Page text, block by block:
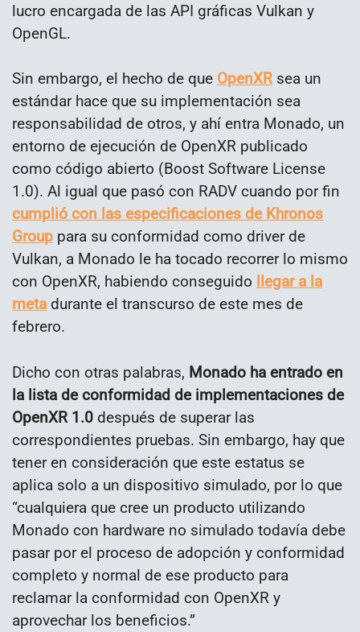
lucro encargada de las API gráficas Vulkan y
OpenGL.
Sin embargo, el hecho de que OpenXR sea un
estándar hace que su implementación sea
responsabilidad de otros, y ahí entra Monado, un
entorno de ejecución de OpenXR publicado
como código abierto (Boost Software License
1.0). Al igual que pasó con RADV cuando por fin
cumplió con las especificaciones de Khronos
Group para su conformidad como driver de
Vulkan, a Monado le ha tocado recorrer lo mismo
con OpenXR, habiendo conseguido llegar a la
meta durante el transcurso de este mes de
febrero.
Dicho con otras palabras, Monado ha entrado en
la lista de conformidad de implementaciones de
OpenXR 1.0 después de superar las
correspondientes pruebas. Sin embargo, hay que
tener en consideración que este estatus se
aplica solo a un dispositivo simulado, por lo que
“cualquiera que cree un producto utilizando
Monado con hardware no simulado todavía debe
pasar por el proceso de adopción y conformidad
completo y normal de ese producto para
reclamar la conformidad con OpenXR y
aprovechar los beneficios.”